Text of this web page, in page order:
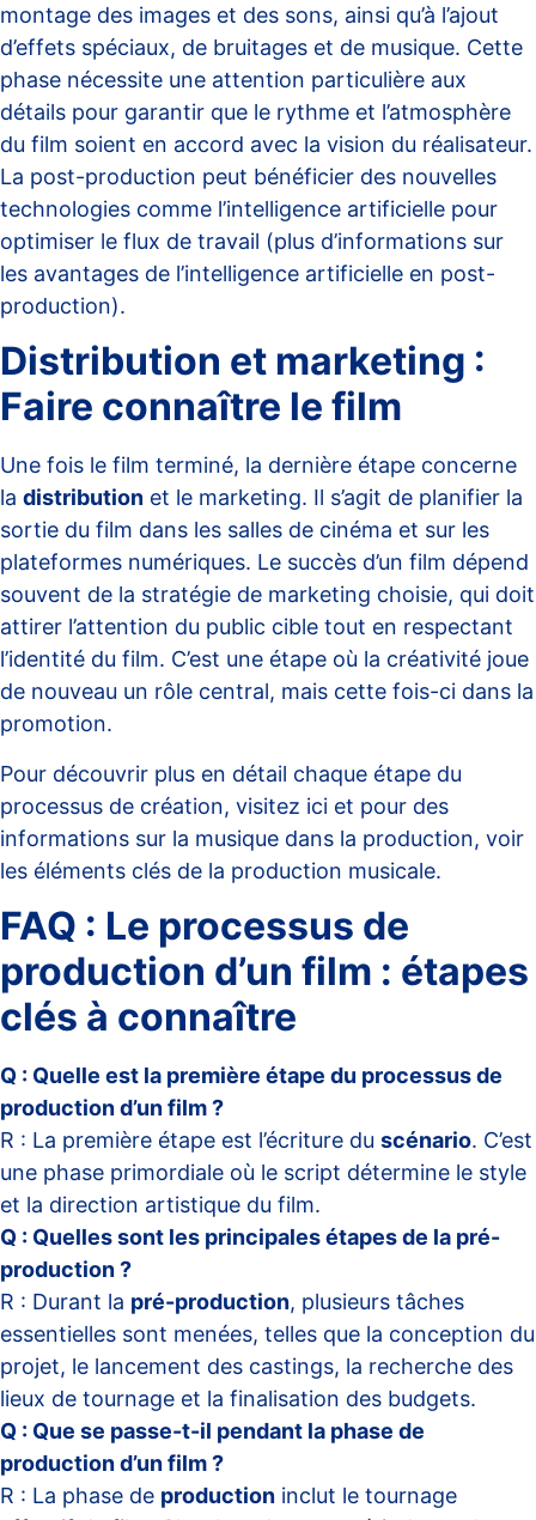
montage des images et des sons, ainsi qu’à l’ajout
d’effets spéciaux, de bruitages et de musique. Cette
phase nécessite une attention particulière aux
détails pour garantir que le rythme et l’atmosphère
du film soient en accord avec la vision du réalisateur.
La post-production peut bénéficier des nouvelles
technologies comme l’intelligence artificielle pour
optimiser le flux de travail (plus d’informations sur
les avantages de l’intelligence artificielle en post-
production).
Distribution et marketing :
Faire connaître le film
Une fois le film terminé, la dernière étape concerne
la distribution et le marketing. Il s’agit de planifier la
sortie du film dans les salles de cinéma et sur les
plateformes numériques. Le succès d’un film dépend
souvent de la stratégie de marketing choisie, qui doit
attirer l’attention du public cible tout en respectant
l’identité du film. C’est une étape où la créativité joue
de nouveau un rôle central, mais cette fois-ci dans la
promotion.
Pour découvrir plus en détail chaque étape du
processus de création, visitez ici et pour des
informations sur la musique dans la production, voir
les éléments clés de la production musicale.
FAQ : Le processus de
production d’un film : étapes
clés à connaître
Q : Quelle est la première étape du processus de
production d’un film ?
R : La première étape est l’écriture du scénario. C’est
une phase primordiale où le script détermine le style
et la direction artistique du film.
Q : Quelles sont les principales étapes de la pré-
production ?
R : Durant la pré-production, plusieurs tâches
essentielles sont menées, telles que la conception du
projet, le lancement des castings, la recherche des
lieux de tournage et la finalisation des budgets.
Q : Que se passe-t-il pendant la phase de
production d’un film ?
R : La phase de production inclut le tournage